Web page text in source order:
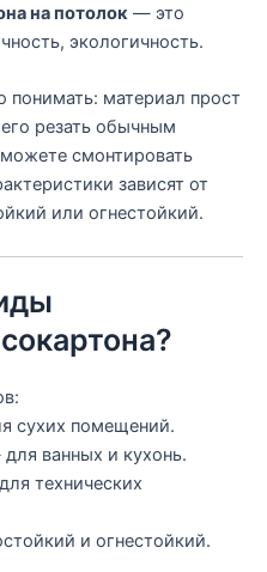
на потолок — это
экологичность.
понимать: материал прост
резать обычным
смонтировать
зависят от
или огнестойкий.
сухих помещений.
ванных и кухонь.
технических
и огнестойкий.